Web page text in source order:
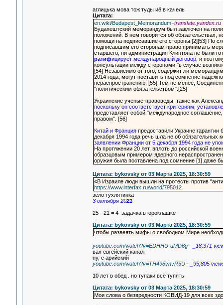
аглицька мова тож туды иё в качель
Цитата:
en.wiki/Budapest_Memorandum+translate.yandex.ru
Будапештский меморандум был заключен на
положений. В нем говорится об обязательствах,
помощи на подписавшие его стороны.[2][53] По
подписавшим его сторонам право принимать
старшего, ни администрация Клинтона не были
ратифицирует международный договор, и
консультации между сторонами "в случае
[54] Независимо от того, содержит ли
2014 года, могут поставить под сомнение
нераспространению. [55] Тем не менее,
"политическим обязательством".[25]
Украинские ученые-правоведы, такие как
поскольку он соответствует критериям,
представляет собой "международное
правом". [56]
Китай и Францияпредоставили Украине гарантии
декабря 1994 года речь шла не об обязательных
заявлении Франции от 5 декабря 1994 года не
На протяжении 20 лет, вплоть до российской
образцовым примером ядерного
оружия была поставлена под сомнение [1] даже
Цитата: bykovsky от 03 Марта 2025, 18:30:59
«В Израиле люди вышли на протесты против
https://www.interfax.ru/world/795012
зело тухлятинка
3 октября 2021
25 - 21 = 4 задачка второклашке
Цитата: bykovsky от 03 Марта 2025, 18:30:59
чтобы развеять мифы о свободном Мире
youtube.com/watch?v=EDHHU-uMD6g-
_18,371
вах евгейский канал
ну, е арийский
youtube.com/watch?v=TH498vnvR5U-
_95,805
10 лет в обед . но тупаки всё тупять
Цитата: bykovsky от 03 Марта 2025, 18:30:59
Мои слова о безвредности КОВИД-19 для всех